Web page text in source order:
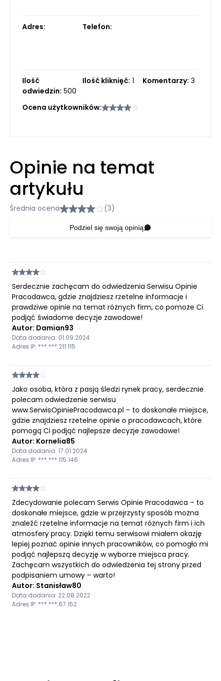
Adres: Telefon:
Ilość
odwiedzin: 500
Ilość kliknięć: 1 Komentarzy: 3
Ocena użytkowników:
Opinie na temat
artykułu
Średnia ocena (3)
Podziel się swoją opinią
Serdecznie zachęcam do odwiedzenia Serwisu Opinie
Pracodawca, gdzie znajdziesz rzetelne informacje i
prawdziwe opinie na temat różnych firm, co pomoże Ci
podjąć świadome decyzje zawodowe!
Autor: Damian93
Data dodania: 01.09.2024
Adres IP: ***.***.211.115
Jako osoba, która z pasją śledzi rynek pracy, serdecznie
polecam odwiedzenie serwisu
www.SerwisOpiniePracodawca.pl – to doskonałe miejsce,
gdzie znajdziesz rzetelne opinie o pracodawcach, które
pomogą Ci podjąć najlepsze decyzje zawodowe!
Autor: Kornelia85
Data dodania: 17.01.2024
Adres IP: ***.***.115.146
Zdecydowanie polecam Serwis Opinie Pracodawca – to
doskonałe miejsce, gdzie w przejrzysty sposób można
znaleźć rzetelne informacje na temat różnych firm i ich
atmosfery pracy. Dzięki temu serwisowi miałem okazję
lepiej poznać opinie innych pracowników, co pomogło mi
podjąć najlepszą decyzję w wyborze miejsca pracy.
Zachęcam wszystkich do odwiedzenia tej strony przed
podpisaniem umowy – warto!
Autor: Stanisław80
Data dodania: 22.08.2022
Adres IP: ***.***.67.152